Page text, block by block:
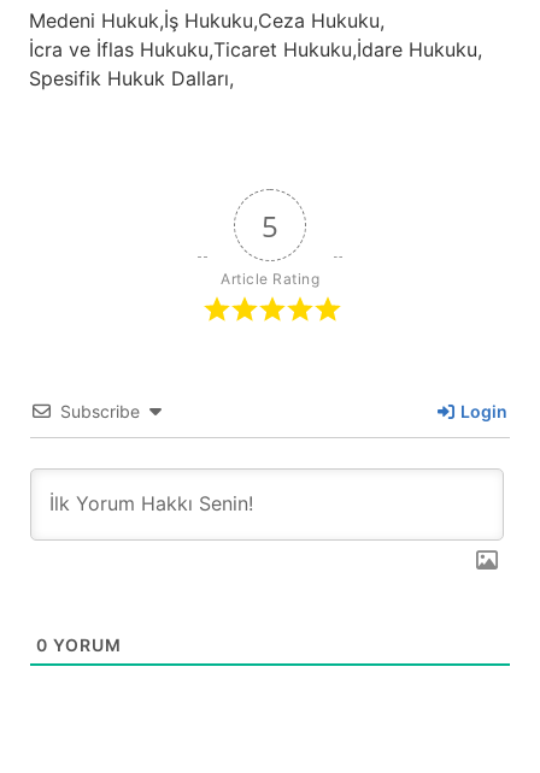
Medeni Hukuk,İş Hukuku,Ceza Hukuku,
İcra ve İflas Hukuku,Ticaret Hukuku,İdare Hukuku,
Spesifik Hukuk Dalları,
5
Article Rating
Subscribe Login
0 YORUM